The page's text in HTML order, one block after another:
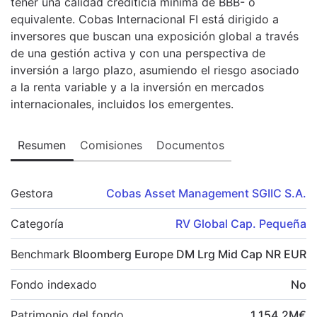
equivalente. Cobas Internacional FI está dirigido a
inversores que buscan una exposición global a través
de una gestión activa y con una perspectiva de
inversión a largo plazo, asumiendo el riesgo asociado
a la renta variable y a la inversión en mercados
internacionales, incluidos los emergentes.
Resumen Comisiones Documentos
Gestora Cobas Asset Management SGIIC S.A.
Categoría RV Global Cap. Pequeña
Benchmark Bloomberg Europe DM Lrg Mid Cap NR EUR
Fondo indexado No